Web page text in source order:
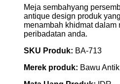
Meja sembahyang
antique design produk
menambah khidmat dalam
peribadatan anda.
SKU Produk: BA-713
Merek produk: Bawu Antik